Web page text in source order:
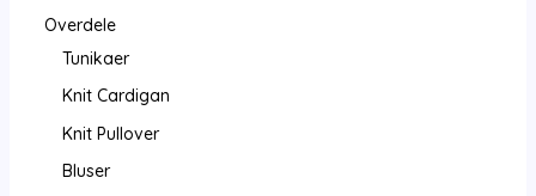
Overdele
Tunikaer
Knit Cardigan
Knit Pullover
Bluser